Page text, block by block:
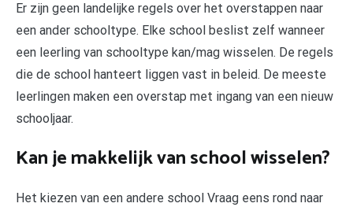
Er zijn geen landelijke regels over het overstappen naar
een ander schooltype. Elke school beslist zelf wanneer
een leerling van schooltype kan/mag wisselen. De regels
die de school hanteert liggen vast in beleid. De meeste
leerlingen maken een overstap met ingang van een nieuw
schooljaar.
Kan je makkelijk van school wisselen?
Het kiezen van een andere school Vraag eens rond naar